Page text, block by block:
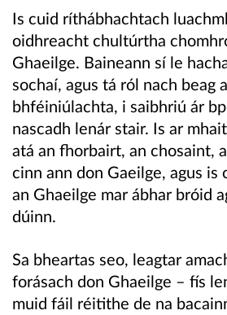
Is cuid ríthábhachtach
oidhreacht chultúrtha
Ghaeilge. Baineann sí le
sochaí, agus tá ról nach beag
bhféiniúlachta, i saibhriú ár
nascadh lenár stair. Is ar
atá an fhorbairt, an chosaint,
cinn ann don Gaeilge, agus is
an Ghaeilge mar ábhar bróid
dúinn.
Sa bheartas seo, leagtar
forásach don Ghaeilge – fís
muid fáil réitithe de na